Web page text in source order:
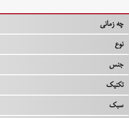
چه زمانی
نوع
جنس
تکنیک
سبک